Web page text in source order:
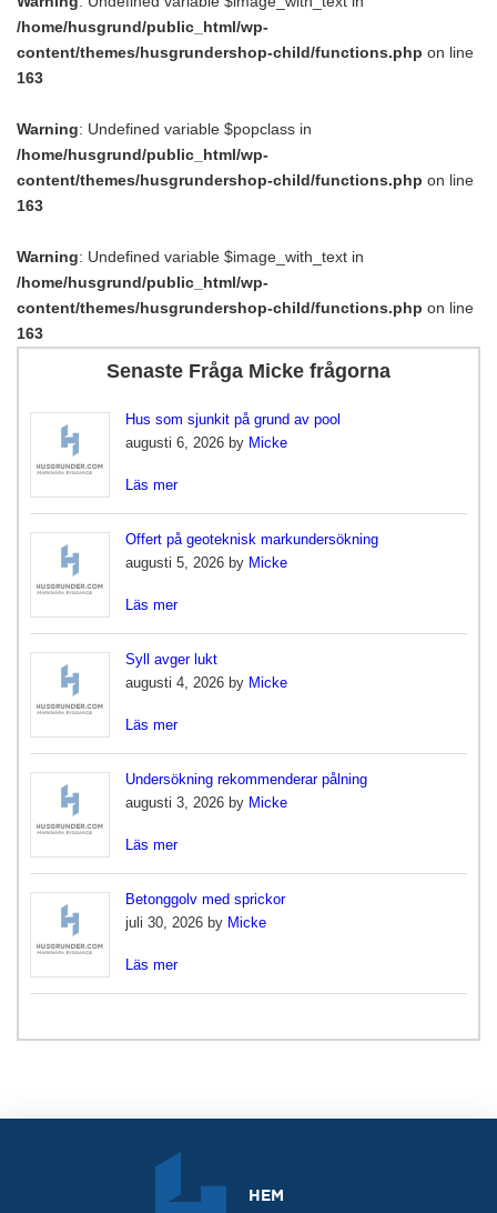
/home/husgrund/public_html/wp-
content/themes/husgrundershop-child/functions.php on line
163
Warning: Undefined variable $popclass in
/home/husgrund/public_html/wp-
content/themes/husgrundershop-child/functions.php on line
163
Warning: Undefined variable $image_with_text in
/home/husgrund/public_html/wp-
content/themes/husgrundershop-child/functions.php on line
163
Senaste Fråga Micke frågorna
Hus som sjunkit på grund av pool
augusti 6, 2026 by Micke
Läs mer
Offert på geoteknisk markundersökning
augusti 5, 2026 by Micke
Läs mer
Syll avger lukt
augusti 4, 2026 by Micke
Läs mer
Undersökning rekommenderar pålning
augusti 3, 2026 by Micke
Läs mer
Betonggolv med sprickor
juli 30, 2026 by Micke
Läs mer
HEM